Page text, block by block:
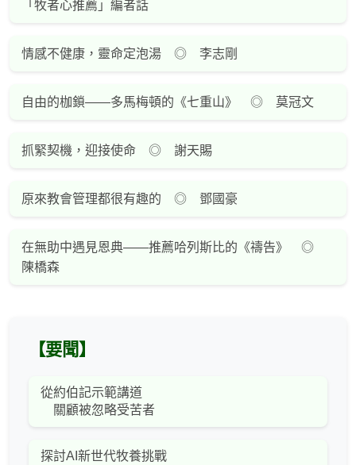
「牧者心推薦」編者話
情感不健康，靈命定泡湯 ◎ 李志剛
自由的枷鎖——多馬梅頓的《七重山》 ◎ 莫冠文
抓緊契機，迎接使命 ◎ 謝天賜
原來教會管理都很有趣的 ◎ 鄧國豪
在無助中遇見恩典——推薦哈列斯比的《禱告》 ◎
陳橋森
【要聞】
從約伯記示範講道
關顧被忽略受苦者
探討AI新世代牧養挑戰